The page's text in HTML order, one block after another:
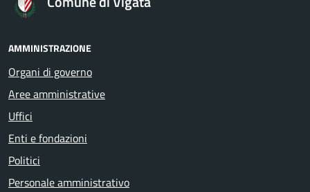
AMMINISTRAZIONE
Organi di governo
Aree amministrative
Uffici
Enti e fondazioni
Politici
Personale amministrativo